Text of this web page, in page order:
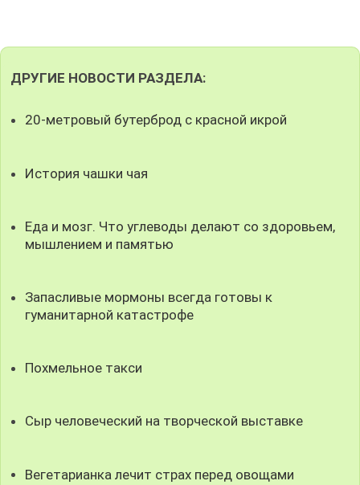
ДРУГИЕ НОВОСТИ РАЗДЕЛА:
20-метровый бутерброд с красной икрой
История чашки чая
Еда и мозг. Что углеводы делают со здоровьем,
мышлением и памятью
Запасливые мормоны всегда готовы к
гуманитарной катастрофе
Похмельное такси
Сыр человеческий на творческой выставке
Вегетарианка лечит страх перед овощами